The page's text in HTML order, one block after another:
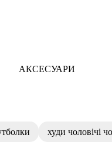
АКСЕСУАРИ
худи чоловічі